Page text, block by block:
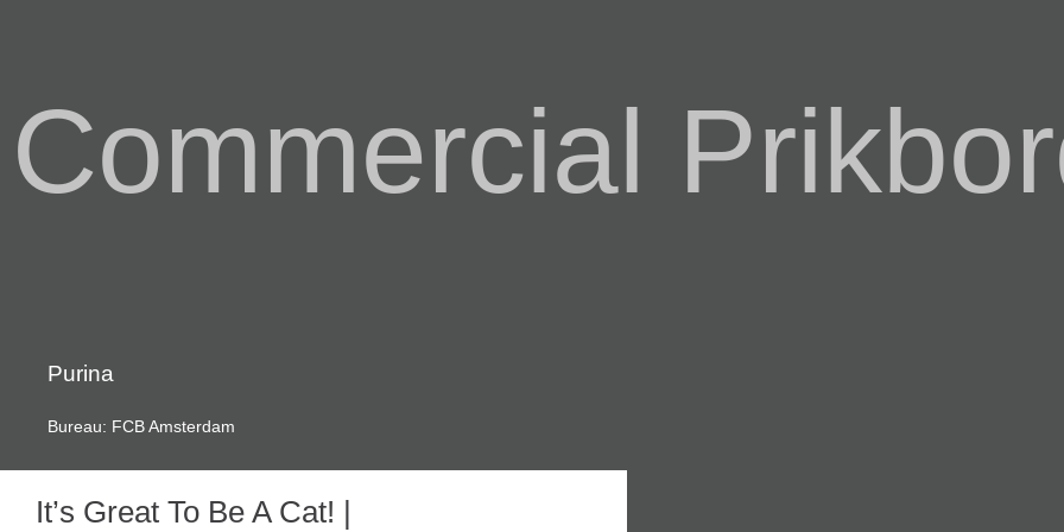
Commercial
Purina
Bureau: FCB Amsterdam
It’s Great To Be A Cat! |